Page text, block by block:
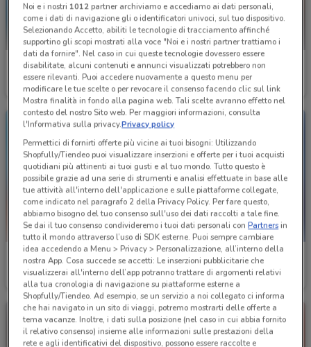
Alpitour
Scade il 31/10 164 m
Alpitour
Scade il 31/10 164 m
Alpitour
Scade il 31/10 164 m
Alpitour
Scade il 31/12
Noi e i nostri 1012partner archiviamo e accediamo ai dati personali,
come i dati di navigazione gli o identificatori univoci, sul tuo dispositivo.
Selezionando Accetto, abiliti le tecnologie di tracciamento affinché
supportino gli scopi mostrati alla voce "Noi e i nostri partner trattiamo i
dati da fornire". Nel caso in cui queste tecnologie dovessero essere
disabilitate, alcuni contenuti e annunci visualizzati potrebbero non
essere rilevanti. Puoi accedere nuovamente a questo menu per
modificare le tue scelte o per revocare il consenso facendo clic sul link
Mostra finalità in fondo alla pagina web. Tali scelte avranno effetto nel
contesto del nostro Sito web. Per maggiori informazioni, consulta
l'Informativa sulla privacy.Privacy policy
Permettici di fornirti offerte più vicine ai tuoi bisogni: Utilizzando
Shopfully/Tiendeo puoi visualizzare inserzioni e offerte per i tuoi acquisti
quotidiani più attinenti ai tuoi gusti e al tuo mondo. Tutto questo è
possibile grazie ad una serie di strumenti e analisi effettuate in base alle
tue attività all'interno dell'applicazione e sulle piattaforme collegate,
come indicato nel paragrafo 2 della Privacy Policy. Per fare questo,
abbiamo bisogno del tuo consenso sull'uso dei dati raccolti a tale fine.
Se dai il tuo consenso condivideremo i tuoi dati personali conPartnersin
tutto il mondo attraverso l’uso di SDK esterne. Puoi sempre cambiare
idea accedendo a Menu > Privacy > Personalizzazione, all’interno della
nostra App. Cosa succede se accetti: Le inserzioni pubblicitarie che
visualizzerai all'interno dell’app potranno trattare di argomenti relativi
alla tua cronologia di navigazione su piattaforme esterne a
Shopfully/Tiendeo. Ad esempio, se un servizio a noi collegato ci informa
che hai navigato in un sito di viaggi, potremo mostrarti delle offerte a
tema vacanze. Inoltre, i dati sulla posizione (nel caso in cui abbia fornito
il relativo consenso) insieme alle informazioni sulle prestazioni della
rete e agli identificativi del dispositivo, possono essere raccolte e